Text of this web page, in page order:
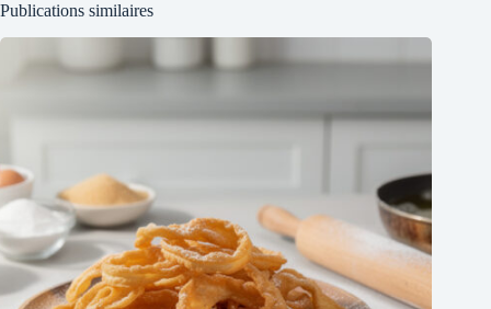
Publications similaires